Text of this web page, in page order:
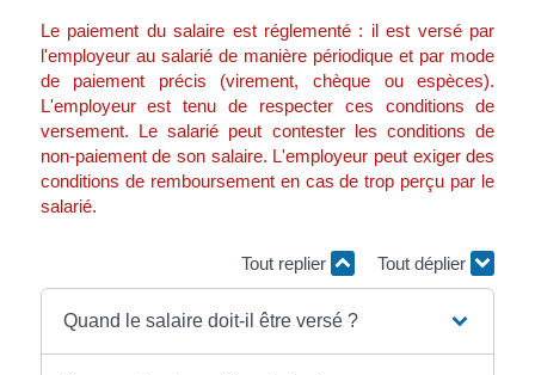
Le paiement du salaire est réglementé : il est versé par
l'employeur au salarié de manière périodique et par mode
de paiement précis (virement, chèque ou espèces).
L'employeur est tenu de respecter ces conditions de
versement. Le salarié peut contester les conditions de
non-paiement de son salaire. L'employeur peut exiger des
conditions de remboursement en cas de trop perçu par le
salarié.
Tout replier Tout déplier
Quand le salaire doit-il être versé ?